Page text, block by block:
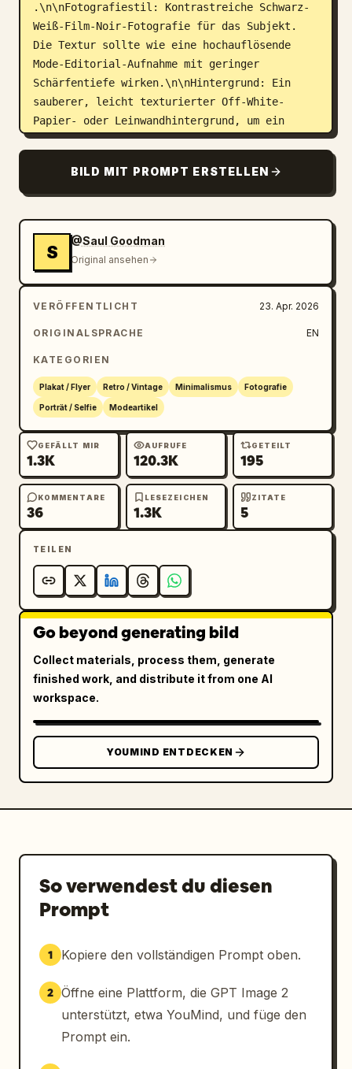
.\n\nFotografiestil: Kontrastreiche Schwarz-
Weiß-Film-Noir-Fotografie für das Subjekt.
Die Textur sollte wie eine hochauflösende
Mode-Editorial-Aufnahme mit geringer
Schärfentiefe wirken.\n\nHintergrund: Ein
sauberer, leicht texturierter Off-White-
Papier- oder Leinwandhintergrund, um ein
hochwertiges, physisches Poster-Gefühl zu
Details:\n\nBeleuchtung: Starke „Rembrandt“-
Beleuchtung, um die Gesichtskonturen zu
Kieferpartie mit tiefen Schatten zu
betonen.\n\nAtmosphäre: Düster, intellektuell
und spannungsgeladen. Das Design sollte
modern wirken und dennoch zeitgetreu für die
Mitte des 20. Jahrhunderts sein.\n\nRahmung:
Vertikale Posterausrichtung (A-Frame), mit
die zentrale vertikale Achse zu
betonen.\n\nDas Seitenverhältnis beträgt 9:16
BILD MIT PROMPT ERSTELLEN
S
@Saul Goodman
Original ansehen
VERÖFFENTLICHT 23. Apr. 2026
ORIGINALSPRACHE EN
KATEGORIEN
Plakat / Flyer Retro / Vintage Minimalismus Fotografie
Porträt / Selfie Modeartikel
GEFÄLLT MIR
1.3K
AUFRUFE
120.3K
GETEILT
195
KOMMENTARE
36
LESEZEICHEN
1.3K
ZITATE
5
TEILEN
Go beyond generating bild
Collect materials, process them, generate
finished work, and distribute it from one AI
workspace.
YOUMIND ENTDECKEN
So verwendest du diesen
Prompt
1 Kopiere den vollständigen Prompt oben.
2 Öffne eine Plattform, die GPT Image 2
unterstützt, etwa YouMind, und füge den
Prompt ein.